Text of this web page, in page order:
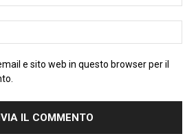
e sito web in questo browser per il